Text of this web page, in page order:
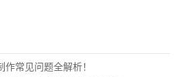
常见问题全解析！